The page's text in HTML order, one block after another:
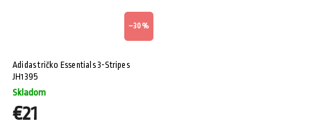
–30 %
Adidas tričko Essentials 3-Stripes
JH1395
Skladom
€21